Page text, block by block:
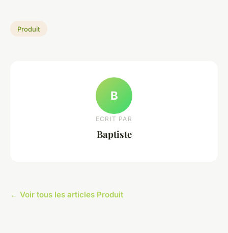
Produit
B
ECRIT PAR
Baptiste
← Voir tous les articles Produit